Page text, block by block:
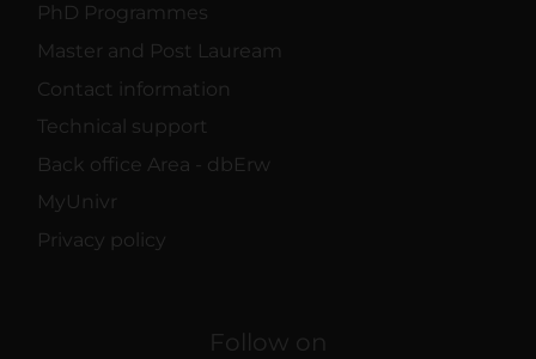
PhD Programmes
Master and Post Lauream
Contact information
Technical support
Back office Area - dbErw
MyUnivr
Privacy policy
Follow on